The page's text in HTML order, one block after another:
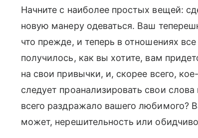
Начните с наиболее простых вещей:
новую манеру одеваться. Ваш
что прежде, и теперь в отношениях
получилось, как вы хотите, вам
на свои привычки, и, скорее всего,
следует проанализировать свои
всего раздражало вашего любимого?
может, нерешительность или